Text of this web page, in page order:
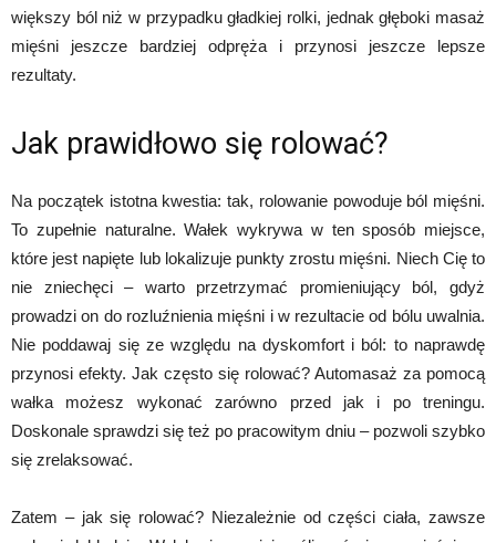
większy ból niż w przypadku gładkiej rolki, jednak głęboki masaż
mięśni jeszcze bardziej odpręża i przynosi jeszcze lepsze
rezultaty.
Jak prawidłowo się rolować?
Na początek istotna kwestia: tak, rolowanie powoduje ból mięśni.
To zupełnie naturalne. Wałek wykrywa w ten sposób miejsce,
które jest napięte lub lokalizuje punkty zrostu mięśni. Niech Cię to
nie zniechęci – warto przetrzymać promieniujący ból, gdyż
prowadzi on do rozluźnienia mięśni i w rezultacie od bólu uwalnia.
Nie poddawaj się ze względu na dyskomfort i ból: to naprawdę
przynosi efekty. Jak często się rolować? Automasaż za pomocą
wałka możesz wykonać zarówno przed jak i po treningu.
Doskonale sprawdzi się też po pracowitym dniu – pozwoli szybko
się zrelaksować.
Zatem – jak się rolować? Niezależnie od części ciała, zawsze